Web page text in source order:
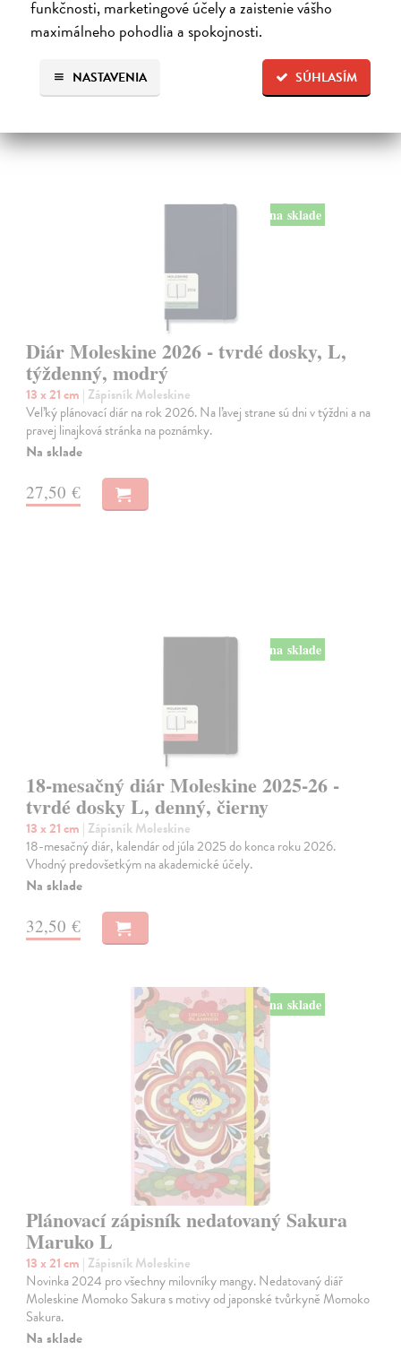
funkčnosti, marketingové účely a zaistenie vášho
maximálneho pohodlia a spokojnosti.
SÚHLASÍM
NASTAVENIA
Na sklade
na sklade
Diár Moleskine 2026 - tvrdé dosky, L,
týždenný, modrý
13 x 21 cm | Zápisník Moleskine
Veľký plánovací diár na rok 2026. Na ľavej strane sú dni v týždni a na
pravej linajková stránka na poznámky.
Na sklade
27,50 €
na sklade
18-mesačný diár Moleskine 2025-26 -
tvrdé dosky L, denný, čierny
13 x 21 cm | Zápisník Moleskine
18-mesačný diár, kalendár od júla 2025 do konca roku 2026.
Vhodný predovšetkým na akademické účely.
Na sklade
32,50 €
na sklade
Plánovací zápisník nedatovaný Sakura
Maruko L
13 x 21 cm | Zápisník Moleskine
Novinka 2024 pro všechny milovníky mangy. Nedatovaný diář
Moleskine Momoko Sakura s motivy od japonské tvůrkyně Momoko
Sakura.
Na sklade